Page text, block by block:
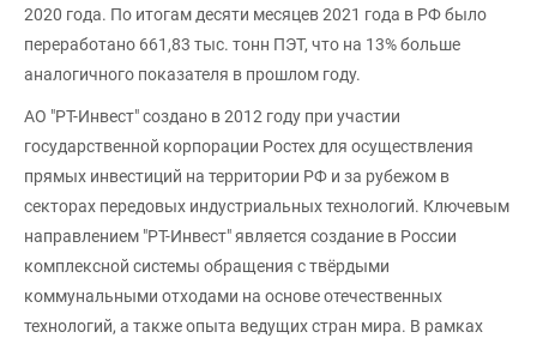
2020 года. По итогам десяти месяцев 2021 года в РФ было
переработано 661,83 тыс. тонн ПЭТ, что на 13% больше
аналогичного показателя в прошлом году.
АО "РТ-Инвест" создано в 2012 году при участии
государственной корпорации Ростех для осуществления
прямых инвестиций на территории РФ и за рубежом в
секторах передовых индустриальных технологий. Ключевым
направлением "РТ-Инвест" является создание в России
комплексной системы обращения с твёрдыми
коммунальными отходами на основе отечественных
технологий, а также опыта ведущих стран мира. В рамках